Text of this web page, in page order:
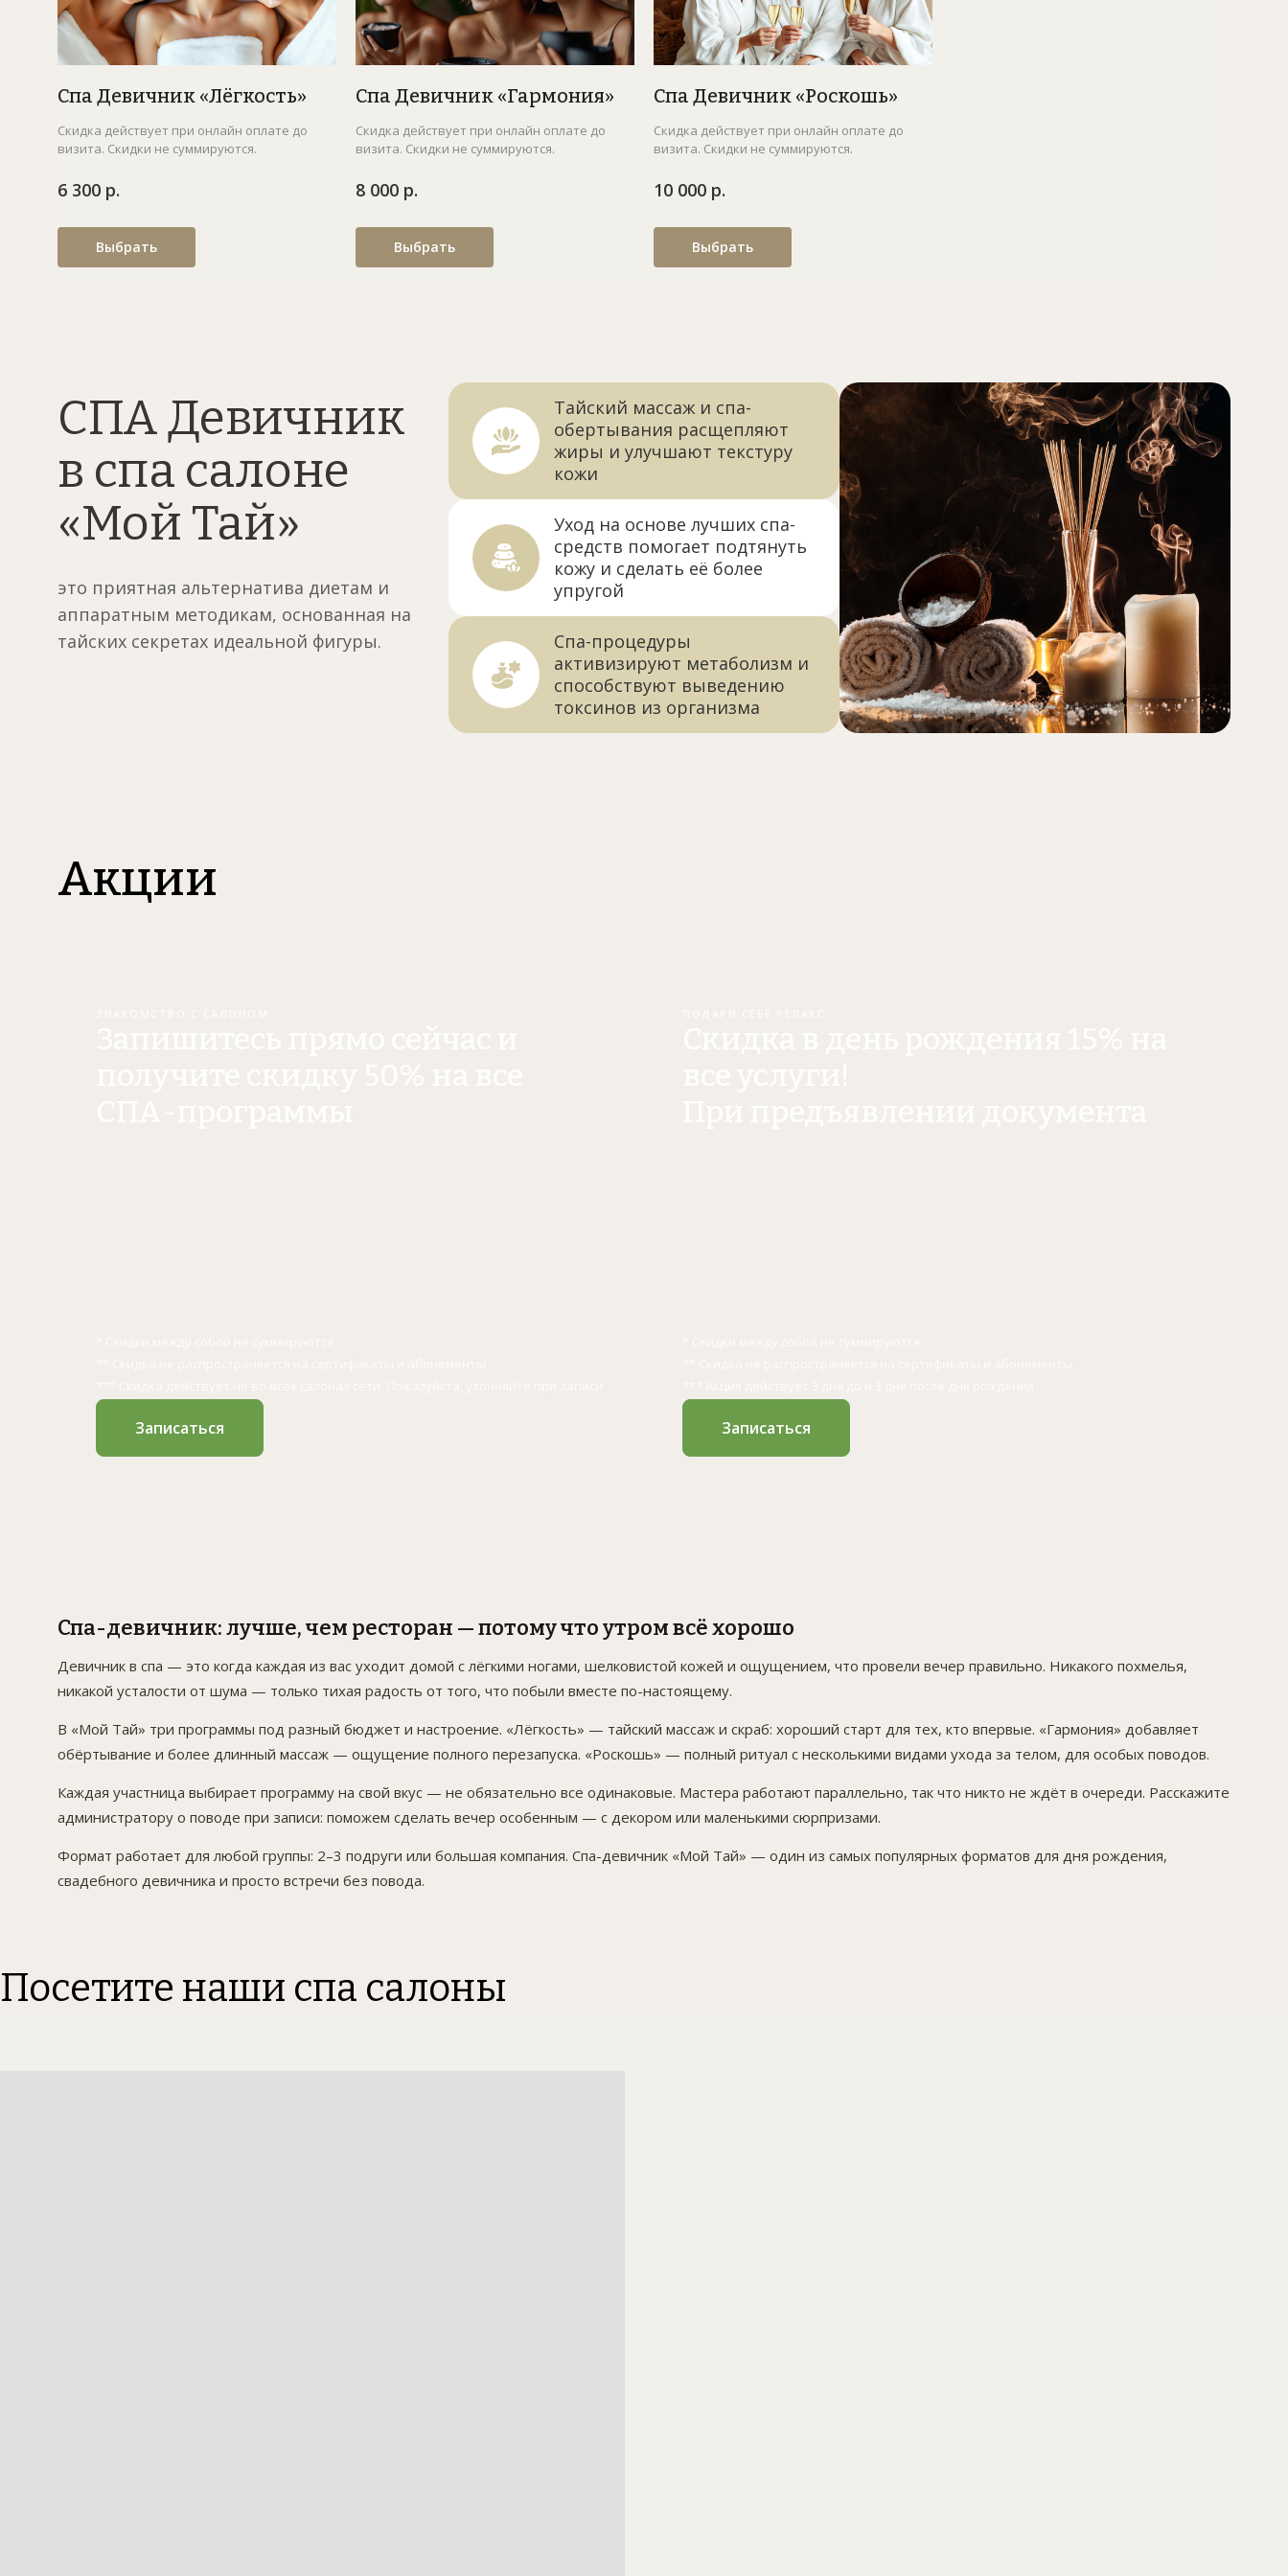
Спа Девичник «Лёгкость»
Скидка действует при онлайн оплате до
визита. Скидки не суммируются.
6 300 р.
Выбрать
Спа Девичник «Гармония»
Скидка действует при онлайн оплате до
визита. Скидки не суммируются.
8 000 р.
Выбрать
Спа Девичник «Роскошь»
Скидка действует при онлайн оплате до
визита. Скидки не суммируются.
10 000 р.
Выбрать
СПА Девичник
в спа салоне
«Мой Тай»
это приятная альтернатива диетам и
аппаратным методикам, основанная на
тайских секретах идеальной фигуры.
Тайский массаж и спа-
обертывания расщепляют
жиры и улучшают текстуру
кожи
Уход на основе лучших спа-
средств помогает подтянуть
кожу и сделать её более
упругой
Спа-процедуры
активизируют метаболизм и
способствуют выведению
токсинов из организма
Акции
Записаться Записаться
Спа-девичник: лучше, чем ресторан — потому что утром всё хорошо
Девичник в спа — это когда каждая из вас уходит домой с лёгкими ногами, шелковистой кожей и ощущением, что провели вечер правильно. Никакого похмелья,
никакой усталости от шума — только тихая радость от того, что побыли вместе по-настоящему.
В «Мой Тай» три программы под разный бюджет и настроение. «Лёгкость» — тайский массаж и скраб: хороший старт для тех, кто впервые. «Гармония» добавляет
обёртывание и более длинный массаж — ощущение полного перезапуска. «Роскошь» — полный ритуал с несколькими видами ухода за телом, для особых поводов.
Каждая участница выбирает программу на свой вкус — не обязательно все одинаковые. Мастера работают параллельно, так что никто не ждёт в очереди. Расскажите
администратору о поводе при записи: поможем сделать вечер особенным — с декором или маленькими сюрпризами.
Формат работает для любой группы: 2–3 подруги или большая компания. Спа-девичник «Мой Тай» — один из самых популярных форматов для дня рождения,
свадебного девичника и просто встречи без повода.
Посетите наши спа салоны